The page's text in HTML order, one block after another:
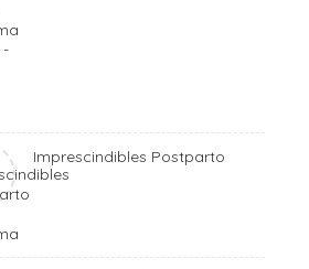
Imprescindibles Postparto